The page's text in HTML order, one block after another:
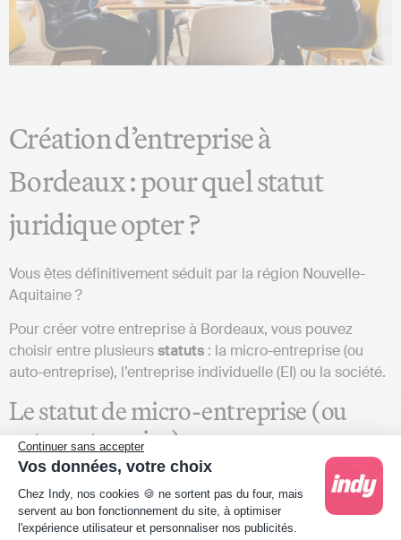
Continuer sans accepter
Vos données, votre choix
Plateforme de Gestion du Consentement :
Chez Indy, nos cookies 🍪 ne sortent pas du four, mais
servent au bon fonctionnement du site, à optimiser
l'expérience utilisateur et personnaliser nos publicités.
Création d’entreprise à
Bordeaux : pour quel statut
juridique opter ?
Vous êtes définitivement séduit par la région Nouvelle-
Aquitaine ?
Pour créer votre entreprise à Bordeaux, vous pouvez
choisir entre plusieursstatuts : la micro-entreprise (ou
auto-entreprise), l’entreprise individuelle (EI) ou la société.
Le statut de micro-entreprise (ou
auto-entreprise)
Tout d’abord, la micro-entreprise, anciennement connue
sous le nom d’auto-entreprise, est uneforme simplifiée
d’entreprise individuelle. En réalité, il s’agit d’un régimeet